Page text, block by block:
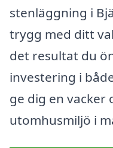
stenläggning i
trygg med ditt
det resultat du
investering i
ge dig en vacker
utomhusmiljö i